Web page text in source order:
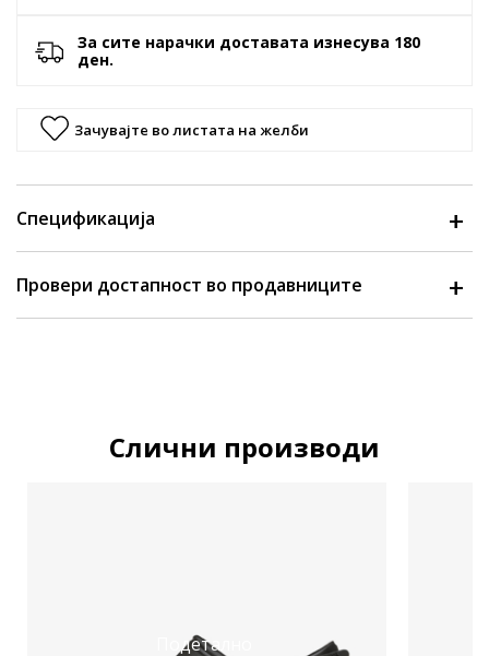
За сите нарачки доставата изнесува 180
ден.
Зачувајте во листата на желби
Спецификација
Провери достапност во продавниците
Слични производи
Подетално